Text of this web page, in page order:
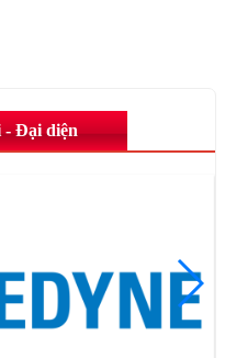
- Đại diện